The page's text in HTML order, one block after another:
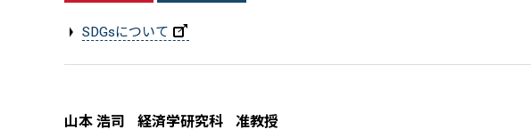
SDGsについて
山本 浩司 経済学研究科 准教授